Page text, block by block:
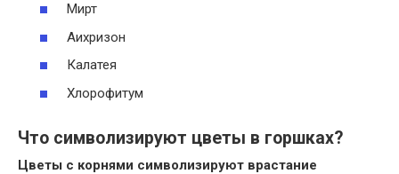
Мирт
Аихризон
Калатея
Хлорофитум
Что символизируют цветы в горшках?
Цветы с корнями символизируют врастание